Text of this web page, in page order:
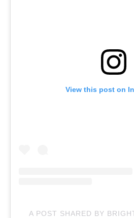
View this post on
A POST SHARED BY